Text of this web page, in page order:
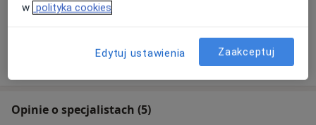
Obwód Lecznictwa Kolejowego w Gliwicach - SP
Opolska 18, 44-100 Gliwice
Opinie o specjalistach (5)
w polityka cookies
Edytuj ustawienia Zaakceptuj